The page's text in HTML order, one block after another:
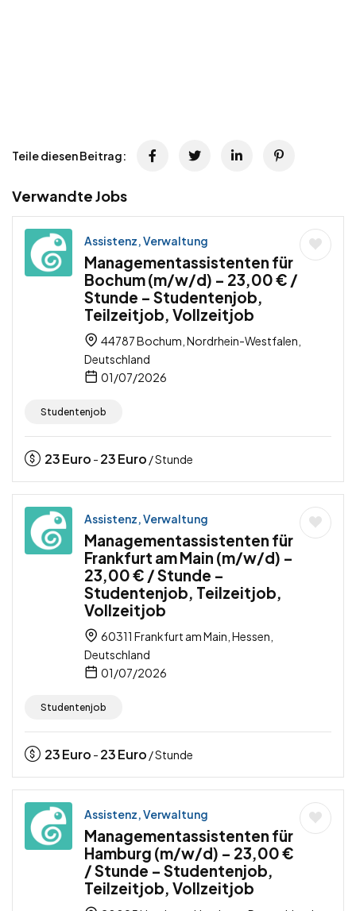
Teile diesen Beitrag:
Verwandte Jobs
Assistenz, Verwaltung
Managementassistenten für
Bochum (m/w/d) – 23,00 € /
Stunde – Studentenjob,
Teilzeitjob, Vollzeitjob
44787 Bochum, Nordrhein-Westfalen,
Deutschland
01/07/2026
Studentenjob
23Euro - 23Euro / Stunde
Assistenz, Verwaltung
Managementassistenten für
Frankfurt am Main (m/w/d) –
23,00 € / Stunde –
Studentenjob, Teilzeitjob,
Vollzeitjob
60311 Frankfurt am Main, Hessen,
Deutschland
01/07/2026
Studentenjob
23Euro - 23Euro / Stunde
Assistenz, Verwaltung
Managementassistenten für
Hamburg (m/w/d) – 23,00 €
/ Stunde – Studentenjob,
Teilzeitjob, Vollzeitjob